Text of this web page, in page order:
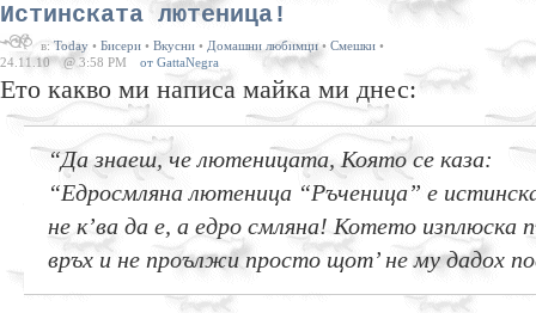
Истинската лютеница!
в:Today• Бисери• Вкусни• Домашни любимци• Смешки•
24.11.10
@ 3:58 PM от GattaNegra
Ето какво ми написа майка ми днес:
“Да знаеш, че лютеницата, Която се каза:
“Едросмляна лютеница “Ръченица” е
не к’ва да е, а едро смляна! Котето изплюска
връх и не проължи просто щот’ не му дадох